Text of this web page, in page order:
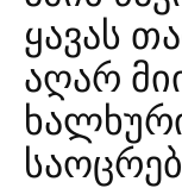
ყავას
აღარ